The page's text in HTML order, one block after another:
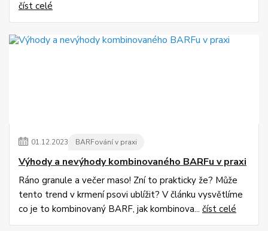
číst celé
01.12.2023 BARFování v praxi
Výhody a nevýhody kombinovaného BARFu v praxi
Ráno granule a večer maso! Zní to prakticky že? Může
tento trend v krmení psovi ublížit? V článku vysvětlíme
co je to kombinovaný BARF, jak kombinova... číst celé